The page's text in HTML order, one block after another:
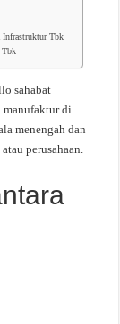
Infrastruktur Tbk
Tbk
sahabat
manufaktur di
menengah dan
perusahaan.